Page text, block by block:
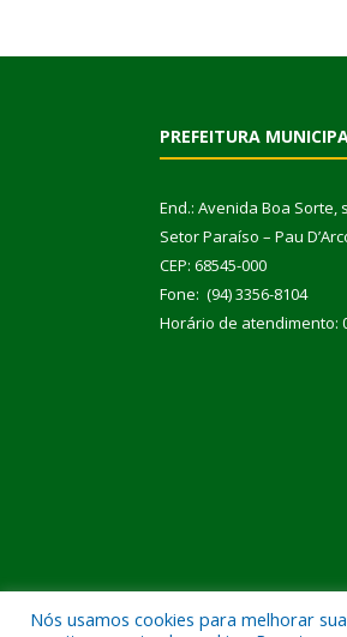
PREFEITURA
End.: Avenida Boa Sorte,
Setor Paraíso – Pau
CEP: 68545-000
Fone: (94) 3356-8104
Horário de atendimento:
Nós usamos cookies para melhorar